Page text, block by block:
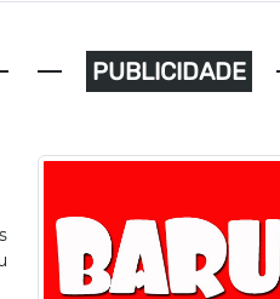
PUBLICIDADE